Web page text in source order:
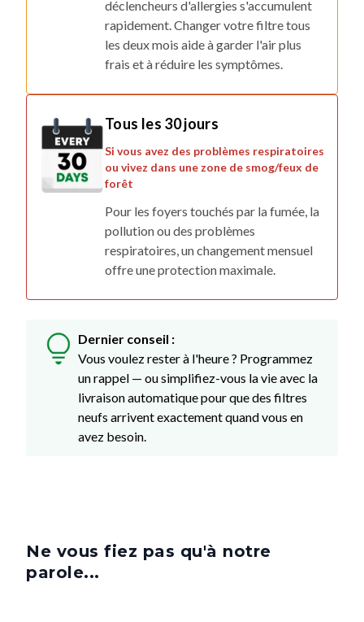
déclencheurs d'allergies s'accumulent
rapidement. Changer votre filtre tous
les deux mois aide à garder l'air plus
frais et à réduire les symptômes.
Tous les 30 jours
Si vous avez des problèmes respiratoires
ou vivez dans une zone de smog/feux de
forêt
Pour les foyers touchés par la fumée, la
pollution ou des problèmes
respiratoires, un changement mensuel
offre une protection maximale.
Dernier conseil :
Vous voulez rester à l'heure ? Programmez
un rappel — ou simplifiez-vous la vie avec la
livraison automatique pour que des filtres
neufs arrivent exactement quand vous en
avez besoin.
Ne vous fiez pas qu'à notre
parole...